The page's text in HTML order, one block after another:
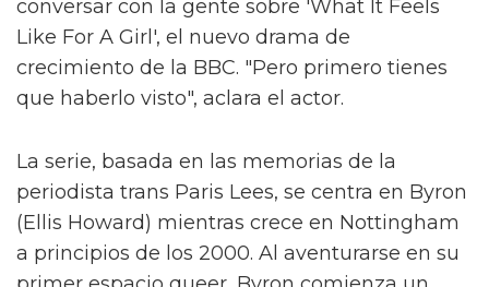
conversar con la gente sobre 'What It Feels
Like For A Girl', el nuevo drama de
crecimiento de la BBC. "Pero primero tienes
que haberlo visto", aclara el actor.
La serie, basada en las memorias de la
periodista trans Paris Lees, se centra en Byron
(Ellis Howard) mientras crece en Nottingham
a principios de los 2000. Al aventurarse en su